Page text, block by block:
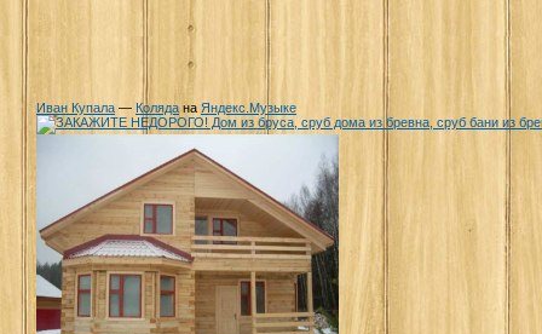
Иван Купала — Коляда на Яндекс.Музыке